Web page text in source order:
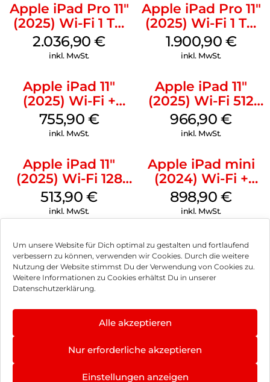
Um unsere Website für Dich optimal zu gestalten und fortlaufend
verbessern zu können, verwenden wir Cookies. Durch die weitere
Nutzung der Website stimmst Du der Verwendung von Cookies zu.
Weitere Informationen zu Cookies erhältst Du in unserer
Datenschutzerklärung.
Alle akzeptieren
Nur erforderliche akzeptieren
Einstellungen anzeigen
Apple iPad Pro 11″
(2025) Wi-Fi 1 TB
Nanotexturglas
Silber
2.036,90€
inkl. MwSt.
Apple iPad Pro 11″
(2025) Wi-Fi 1 TB
Standardglas
Silber
1.900,90 €
inkl. MwSt.
Apple iPad 11″
(2025) Wi-Fi +
Cellular 256 GB
Pink
755,90 €
inkl. MwSt.
Apple iPad 11″
(2025) Wi-Fi 512
GB Gelb
966,90€
inkl. MwSt.
Apple iPad 11″
(2025) Wi-Fi 128
GB Silber
513,90€
inkl. MwSt.
Apple iPad mini
(2024) Wi-Fi +
Cellular 256 GB
Space Grau
898,90€
inkl. MwSt.
Impressum
Hinweis zur Batterieentsorgung